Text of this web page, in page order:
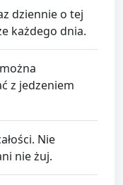
dziennie o tej
każdego dnia.
z jedzeniem
Nie
nie żuj.